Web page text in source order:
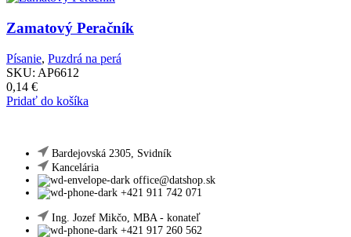
Zamatový Peračník
Písanie, Puzdrá na perá
SKU: AP6612
0,14 €
Pridať do košíka
Bardejovská 2305, Svidník
Kancelária
office@datshop.sk
+421 911 742 071
Ing. Jozef Mikčo, MBA - konateľ
+421 917 260 562